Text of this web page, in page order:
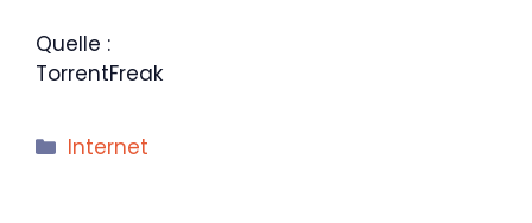
Quelle :
TorrentFreak
Kategorien
Internet